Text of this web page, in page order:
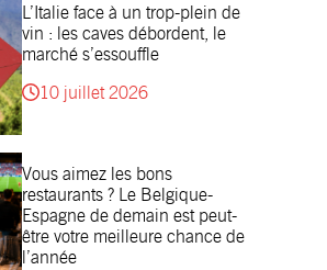
L’Italie face à un trop-plein de
vin : les caves débordent, le
marché s’essouffle
10 juillet 2026
Vous aimez les bons
restaurants ? Le Belgique-
Espagne de demain est peut-
être votre meilleure chance de
l’année